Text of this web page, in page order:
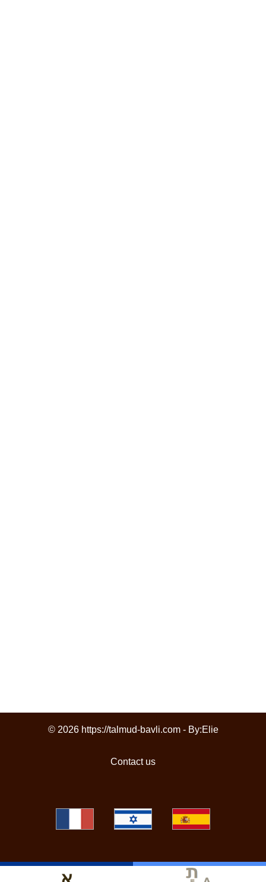
© 2026 https://talmud-bavli.com - By:Elie
Contact us